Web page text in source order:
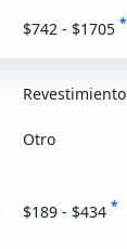
$742 - $1705 *
Revestimiento
Otro
$189 - $434 *